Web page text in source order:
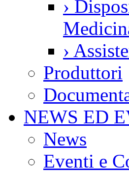
›
›
Produttori
NEWS ED
News
Eventi e